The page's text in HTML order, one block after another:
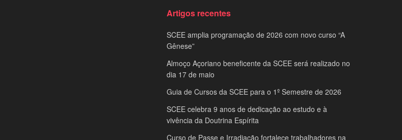
Artigos recentes
SCEE amplia programação de 2026 com novo curso “A
Gênese”
Almoço Açoriano beneficente da SCEE será realizado no
dia 17 de maio
Guia de Cursos da SCEE para o 1º Semestre de 2026
SCEE celebra 9 anos de dedicação ao estudo e à
vivência da Doutrina Espírita
Curso de Passe e Irradiação fortalece trabalhadores na